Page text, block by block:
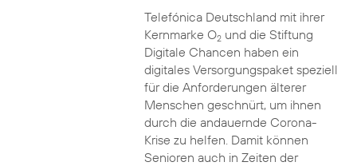
Telefónica Deutschland mit ihrer
Kernmarke O2und die Stiftung
Digitale Chancen haben ein
digitales Versorgungspaket speziell
für die Anforderungen älterer
Menschen geschnürt, um ihnen
durch die andauernde Corona-
Krise zu helfen. Damit können
Senioren auch in Zeiten der